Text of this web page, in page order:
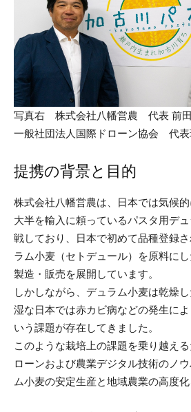
写真右 株式会社八幡営農 代表
一般社団法人国際ドローン協会 代
提携の背景と目的
株式会社八幡営農は、日本では気候的
大半を輸入に頼っているパスタ用デ
戦しており、日本で初めて品種登録
ラム小麦（セトデュール）を原料に
製造・販売を展開しています。
しかしながら、デュラム小麦は乾燥
湿な日本では赤カビ病などの発生に
いう課題が存在してきました。
このような栽培上の課題を乗り越え
ローンおよび農業デジタル技術のノ
ム小麦の安定生産と地域農業の高度化